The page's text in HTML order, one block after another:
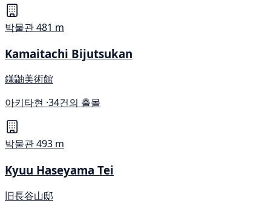
박물관481 m
Kamaitachi Bijutsukan
鎌鼬美術館
아키타현 ·34건의 출몰
박물관493 m
Kyuu Haseyama Tei
旧長谷山邸